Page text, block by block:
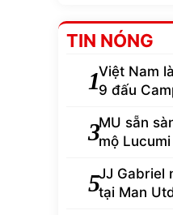
TIN NÓNG
1Việt Nam
9 đấu
3MU sẵn
mộ Lucumi
5JJ Gabriel
tại Man